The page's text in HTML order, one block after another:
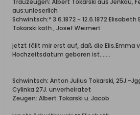
aus:unleserlich
Schwintsch:* 3.6.1872 ~ 12.6.1872 Elisabeth
Tokarski kath., Josef Weimert
jetzt fällt mir erst auf, daß die Elis.Emma
Hochzeitsdatum geboren ist.......
Schwintsch: Anton Julius Tokarski, 25J.-
Cylinka 27J. unverheiratet
Zeugen: Albert Tokarski u. Jacob